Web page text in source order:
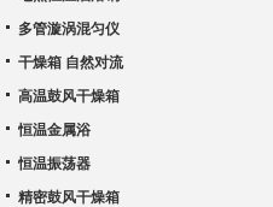
多管漩涡混匀仪
干燥箱 自然对流
高温鼓风干燥箱
恒温金属浴
恒温振荡器
精密鼓风干燥箱